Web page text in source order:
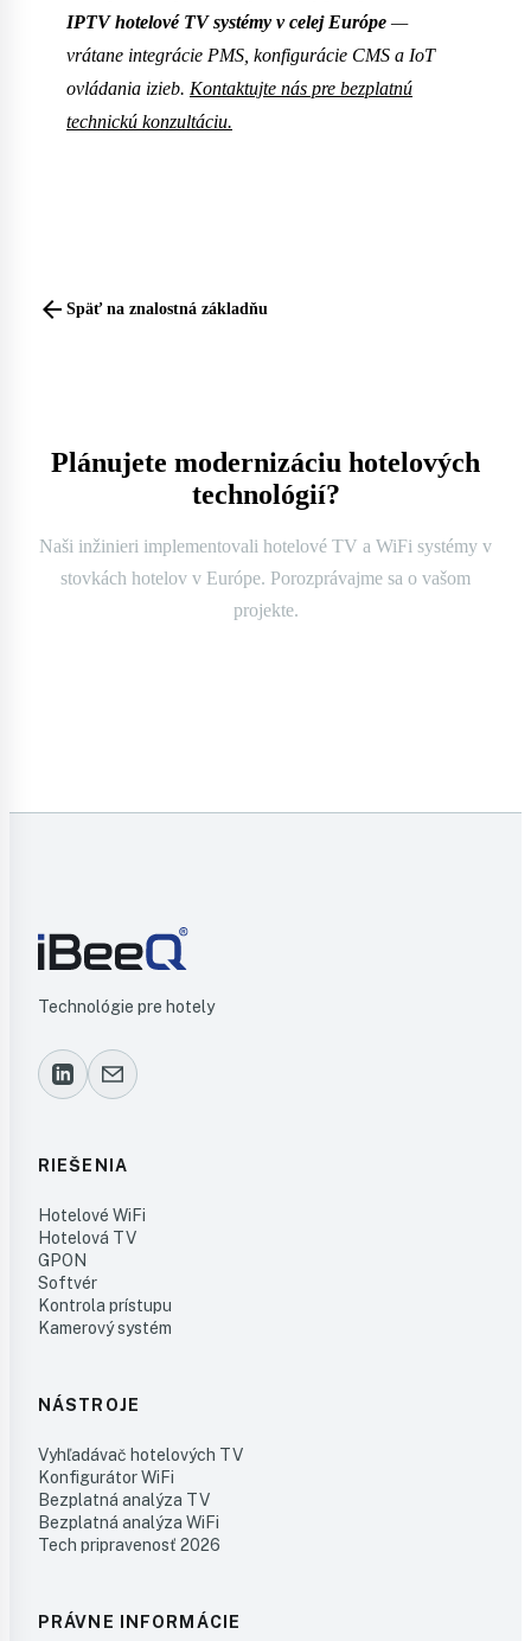
IPTV hotelové TV systémy v celej Európe —
vrátane integrácie PMS, konfigurácie CMS a IoT
ovládania izieb. Kontaktujte nás pre bezplatnú
technickú konzultáciu.
arrow_back Späť na znalostná základňu
Plánujete modernizáciu hotelových
technológií?
Naši inžinieri implementovali hotelové TV a WiFi systémy v
stovkách hotelov v Európe. Porozprávajme sa o vašom
projekte.
Technológie pre hotely
RIEŠENIA
Hotelové WiFi
Hotelová TV
GPON
Softvér
Kontrola prístupu
Kamerový systém
NÁSTROJE
Vyhľadávač hotelových TV
Konfigurátor WiFi
Bezplatná analýza TV
Bezplatná analýza WiFi
Tech pripravenosť 2026
PRÁVNE INFORMÁCIE